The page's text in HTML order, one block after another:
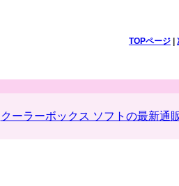
TOPページ|
クーラーボックス ソフトの最新通